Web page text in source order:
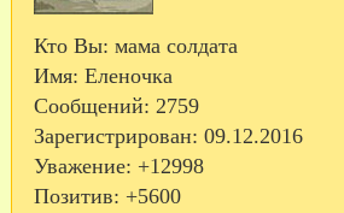
Кто Вы: мама солдата
Имя: Еленочка
Сообщений: 2759
Зарегистрирован: 09.12.2016
Уважение: +12998
Позитив: +5600